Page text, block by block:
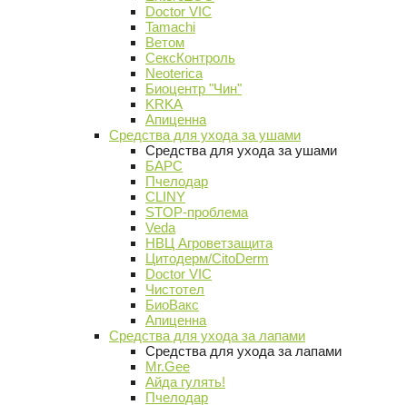
Doctor VIC
Tamachi
Ветом
СексКонтроль
Neoterica
Биоцентр "Чин"
KRKA
Апиценна
Средства для ухода за ушами
Средства для ухода за ушами
БАРС
Пчелодар
CLINY
STOP-проблема
Veda
НВЦ Агроветзащита
Цитодерм/CitoDerm
Doctor VIC
Чистотел
БиоВакс
Апиценна
Средства для ухода за лапами
Средства для ухода за лапами
Mr.Gee
Айда гулять!
Пчелодар